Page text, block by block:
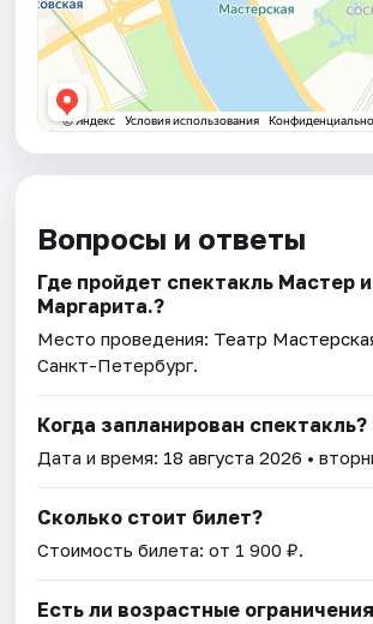
Вопросы и ответы
Где пройдет спектакль Мастер и
Маргарита.?
Место проведения: Театр
Санкт-Петербург.
Когда запланирован спектакль?
Дата и время: 18 августа 2026 •
Сколько стоит билет?
Стоимость билета: от 1 900 ₽.
Есть ли возрастные